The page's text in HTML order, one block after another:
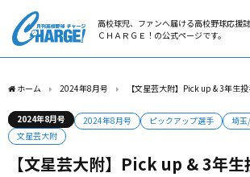
高校球児、ファンへ届ける高校野球応援
ＣＨＡＲＧＥ！の公式ページです。
ホーム 2024年8月号 【文星芸大附】Pick up & 3年生
2024年8月号 2024年8月号 ピックアップ選手
埼
文星芸大附
【文星芸大附】Pick up & 3年生